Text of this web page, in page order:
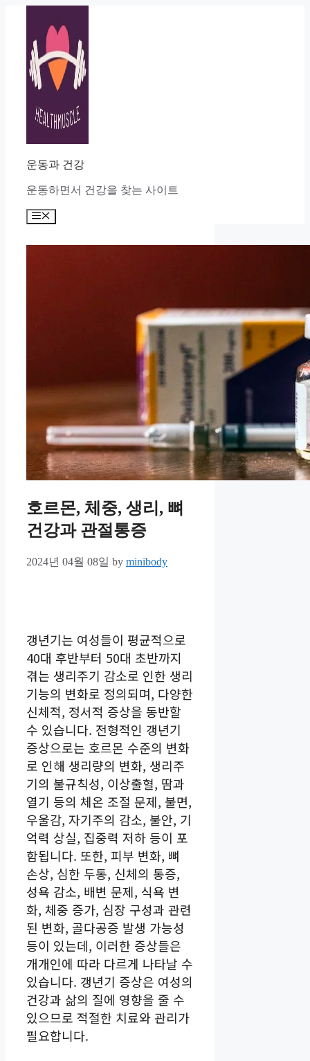
운동과 건강
운동하면서 건강을 찾는 사이트
Menu
호르몬, 체중, 생리, 뼈
건강과 관절통증
2024년 04월 08일 by minibody
갱년기는 여성들이 평균적으로
40대 후반부터 50대 초반까지
겪는 생리주기 감소로 인한 생리
기능의 변화로 정의되며, 다양한
신체적, 정서적 증상을 동반할
수 있습니다. 전형적인 갱년기
증상으로는 호르몬 수준의 변화
로 인해 생리량의 변화, 생리주
기의 불규칙성, 이상출혈, 땀과
열기 등의 체온 조절 문제, 불면,
우울감, 자기주의 감소, 불안, 기
억력 상실, 집중력 저하 등이 포
함됩니다. 또한, 피부 변화, 뼈
손상, 심한 두통, 신체의 통증,
성욕 감소, 배변 문제, 식욕 변
화, 체중 증가, 심장 구성과 관련
된 변화, 골다공증 발생 가능성
등이 있는데, 이러한 증상들은
개개인에 따라 다르게 나타날 수
있습니다. 갱년기 증상은 여성의
건강과 삶의 질에 영향을 줄 수
있으므로 적절한 치료와 관리가
필요합니다.